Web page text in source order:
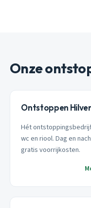
Onze
Ontstoppen
Hét
wc en riool. Dag en
gratis voorrijkosten.